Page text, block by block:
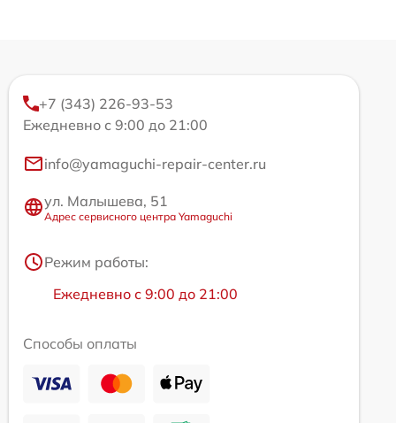
+7 (343) 226-93-53
Ежедневно с 9:00 до 21:00
info@yamaguchi-repair-center.ru
ул. Малышева, 51
Адрес сервисного центра Yamaguchi
Режим работы:
Ежедневно с 9:00 до 21:00
Способы оплаты